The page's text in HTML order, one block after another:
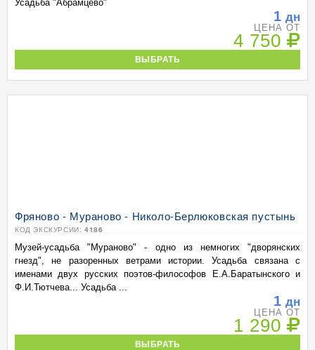
Усадьба "Абрамцево"
1 дн
ЦЕНА ОТ
4 750
ВЫБРАТЬ
Фряново - Мураново - Николо-Берлюковская пустынь
КОД ЭКСКУРСИИ: 4186
Музей-усадьба "Мураново" - одно из немногих "дворянских
гнезд", не разоренных ветрами истории. Усадьба связана с
именами двух русских поэтов-философов Е.А.Баратынского и
Ф.И.Тютчева... Усадьба ...
1 дн
ЦЕНА ОТ
1 290
ВЫБРАТЬ